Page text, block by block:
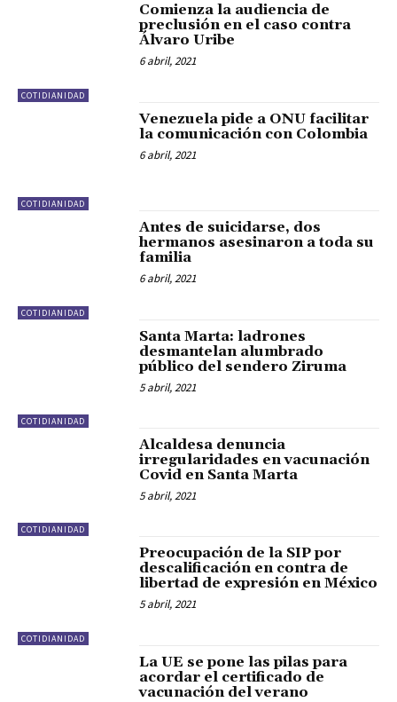
COTIDIANIDAD
Comienza la audiencia de
preclusión en el caso contra
Álvaro Uribe
6 abril, 2021
COTIDIANIDAD
Venezuela pide a ONU facilitar
la comunicación con Colombia
6 abril, 2021
COTIDIANIDAD
Antes de suicidarse, dos
hermanos asesinaron a toda su
familia
6 abril, 2021
COTIDIANIDAD
Santa Marta: ladrones
desmantelan alumbrado
público del sendero Ziruma
5 abril, 2021
COTIDIANIDAD
Alcaldesa denuncia
irregularidades en vacunación
Covid en Santa Marta
5 abril, 2021
COTIDIANIDAD
Preocupación de la SIP por
descalificación en contra de
libertad de expresión en México
5 abril, 2021
La UE se pone las pilas para
acordar el certificado de
vacunación del verano